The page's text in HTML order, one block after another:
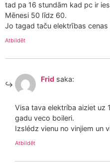
tad pa 16 stundām kad pc ir
Mēnesi 50 līdz 60.
Jo tagad taču elektrības
Atbildēt
Frid saka:
Visa tava elektríba aiziet uz
gadu veco boileri.
Izslédz vienu no vinjiem un
Atbildēt